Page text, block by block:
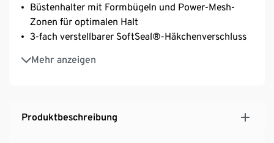
Büstenhalter mit Formbügeln und Power-Mesh-
Zonen für optimalen Halt
3-fach verstellbarer SoftSeal®-Häkchenverschluss
Mehr anzeigen
Mit Elasthan: formbeständig, perfekter Sitz, hoher
Tragekomfort
Produktbeschreibung